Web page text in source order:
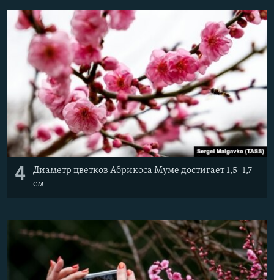
4
Диаметр цветков Абрикоса Муме достигает 1,5–1,7
см